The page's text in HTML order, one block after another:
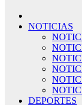
NOTICIAS
DEPORTES